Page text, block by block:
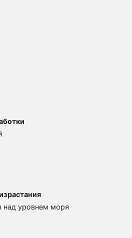
над уровнем моря